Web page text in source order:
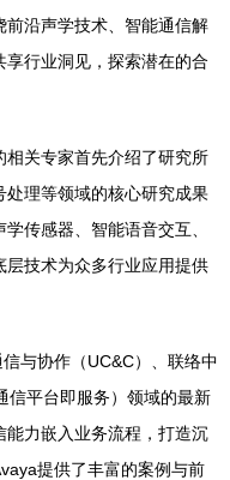
前沿声学技术、智能通信解
行业洞见，探索潜在的合
关专家首先介绍了研究所
理等领域的核心研究成果
传感器、智能语音交互、
技术为众多行业应用提供
与协作（UC&C）、联络中
信平台即服务）领域的最新
能力嵌入业务流程，打造沉
提供了丰富的案例与前